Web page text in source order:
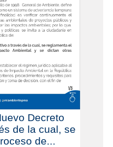
Decreto
de la cual, se
de...